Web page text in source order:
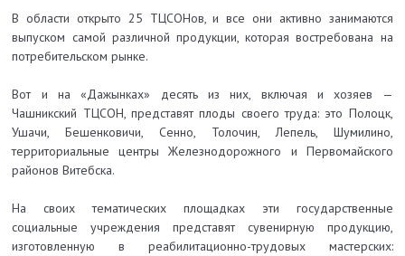
В области открыто 25 ТЦСОНов, и все они активно занимаются
выпуском самой различной продукции, которая востребована на
потребительском рынке.
Вот и на «Дажынках» десять из них, включая и хозяев —
Чашникский ТЦСОН, представят плоды своего труда: это Полоцк,
Ушачи, Бешенковичи, Сенно, Толочин, Лепель, Шумилино,
территориальные центры Железнодорожного и Первомайского
районов Витебска.
На своих тематических площадках эти государственные
социальные учреждения представят сувенирную продукцию,
изготовленную в реабилитационно-трудовых мастерских: